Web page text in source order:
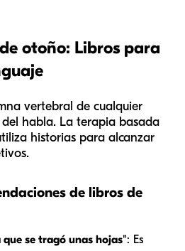
otoño: Libros para
vertebral de cualquier
habla. La terapia basada
historias para alcanzar
de libros de
se tragó unas hojas": Es